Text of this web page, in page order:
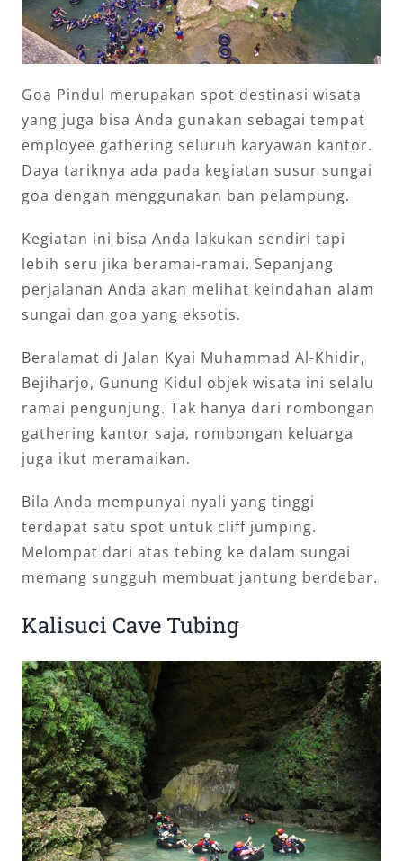
Goa Pindul merupakan spot destinasi wisata
yang juga bisa Anda gunakan sebagai tempat
employee gathering seluruh karyawan kantor.
Daya tariknya ada pada kegiatan susur sungai
goa dengan menggunakan ban pelampung.
Kegiatan ini bisa Anda lakukan sendiri tapi
lebih seru jika beramai-ramai. Sepanjang
perjalanan Anda akan melihat keindahan alam
sungai dan goa yang eksotis.
Beralamat di Jalan Kyai Muhammad Al-Khidir,
Bejiharjo, Gunung Kidul objek wisata ini selalu
ramai pengunjung. Tak hanya dari rombongan
gathering kantor saja, rombongan keluarga
juga ikut meramaikan.
Bila Anda mempunyai nyali yang tinggi
terdapat satu spot untuk cliff jumping.
Melompat dari atas tebing ke dalam sungai
memang sungguh membuat jantung berdebar.
Kalisuci Cave Tubing